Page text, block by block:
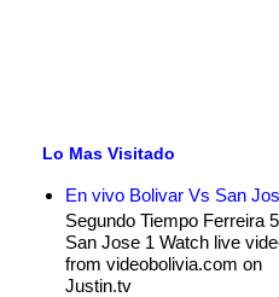
Lo Mas Visitado
En vivo Bolivar Vs San
Segundo Tiempo Ferreira
San Jose 1 Watch live
from videobolivia.com on
Justin.tv